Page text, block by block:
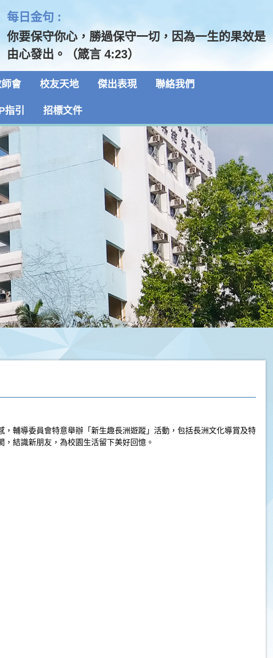
每日金句 :
你要保守你心，勝過保守一切，因為一生的果效是
由心發出。（箴言 4:23）
會 校友天地 傑出表現 聯絡我們
引 招標文件
輔導委員會特意舉辦「新生趣長洲遊蹤」活動，包括長洲文化導賞及特
結識新朋友，為校園生活留下美好回憶。